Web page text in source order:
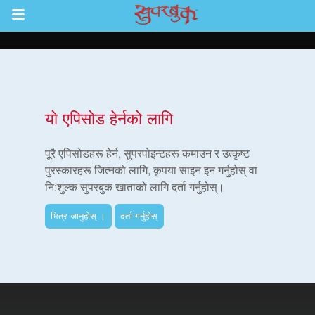
Return to Content
सुपरबुक बाइबल एप
यो एपिसोड हेर्नको लागि
पूरै एपिसोडहरू हेर्न, सुपरपोइन्टहरू कमाउन र उत्कृष्ट
पुरस्कारहरू जित्नको लागि, कृपया साइन इन गर्नुहोस् वा
नि:शुल्क सुपरबुक खाताको लागि दर्ता गर्नुहोस्।
भित्र जानुहोस् । दर्ता गर्नुहोस्